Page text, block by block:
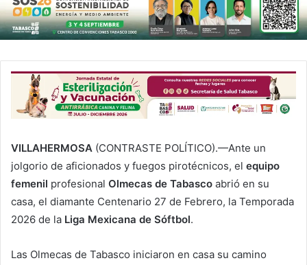
VILLAHERMOSA (CONTRASTE POLÍTICO).—Ante un
jolgorio de aficionados y fuegos pirotécnicos, el equipo
femenil profesional Olmecas de Tabasco abrió en su
casa, el diamante Centenario 27 de Febrero, la Temporada
2026 de la Liga Mexicana de Sóftbol.
Las Olmecas de Tabasco iniciaron en casa su camino